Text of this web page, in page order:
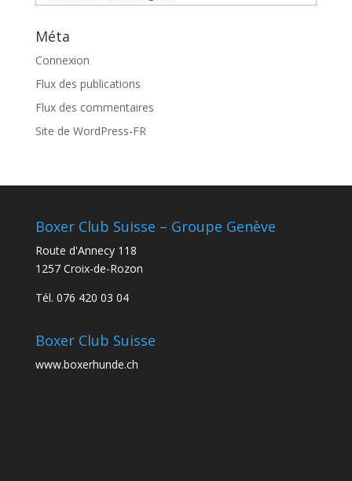
Méta
Connexion
Flux des publications
Flux des commentaires
Site de WordPress-FR
Boxer Club Suisse – Groupe Genève
Route d'Annecy 118
1257 Croix-de-Rozon
Tél. 076 420 03 04
Boxer Club Suisse
www.boxerhunde.ch